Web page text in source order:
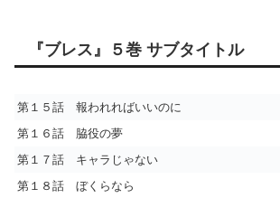
『ブレス』５巻 サブタイトル
第１５話 報われればいいのに
第１６話 脇役の夢
第１７話 キャラじゃない
第１８話 ぼくらなら